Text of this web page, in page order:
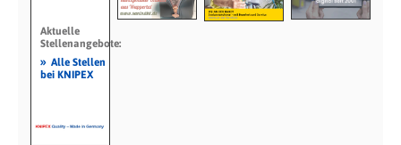
Aktuelle
Stellenangebote:
» Alle Stellen
bei KNIPEX